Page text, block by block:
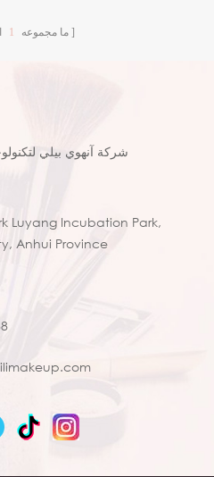
ما مجموعه 1
شركة آنهوي بيلي
Luyang Incubation Park,
Anhui Province